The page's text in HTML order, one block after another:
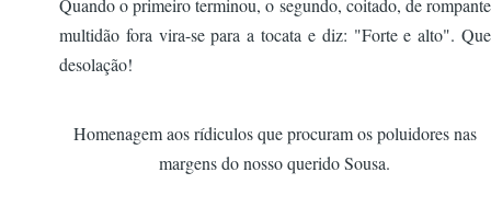
Quando o primeiro terminou, o segundo, coitado, de rompante
multidão fora vira-se para a tocata e diz: "Forte e alto". Que
desolação!
Homenagem aos rídiculos que procuram os poluidores nas
margens do nosso querido Sousa.